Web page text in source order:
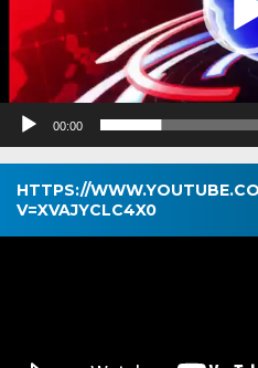
00:00
HTTPS://
V=XVAJYCLC4X0
Pemutar